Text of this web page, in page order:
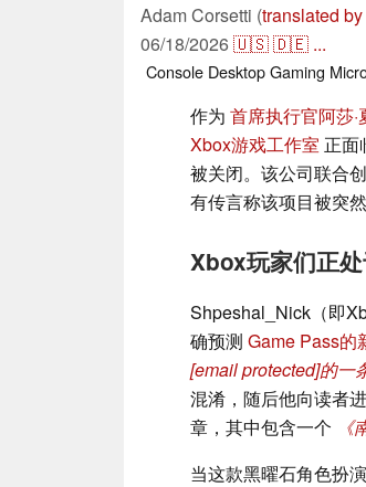
Adam Corsetti (translated by
06/18/2026🇺🇸🇩🇪 ...
Console DesktopGaming
作为 首席执行官阿莎·
Xbox游戏工作室 正面
被关闭。该公司联合
有传言称该项目被突
Xbox玩家们正
Shpeshal_Nick（即
确预测 Game Pass的
[email protected]的一
混淆，随后他向读者
章，其中包含一个
当这款黑曜石角色扮